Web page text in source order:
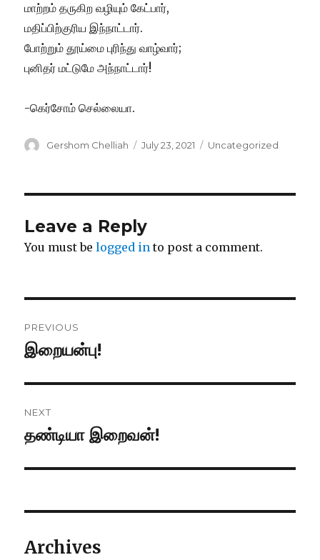
மாற்றம் தருகிற வழியும் கேட்பார்,
மதிப்பிற்குரிய இந்நாட்டார்.
போற்றும் தூய்மை புரிந்து வாழ்வார்;
புனிதர் மட்டுமே அந்நாட்டார்!
-கெர்சோம் செல்லையா.
Author
Gershom Chelliah
Posted
July 23, 2021 Categories
Uncategorized
Leave a Reply
You must belogged in to post a comment.
navigation
PREVIOUS
Previous
இறையன்பு!
NEXT
Next
தண்டியா இறைவன்!
Archives